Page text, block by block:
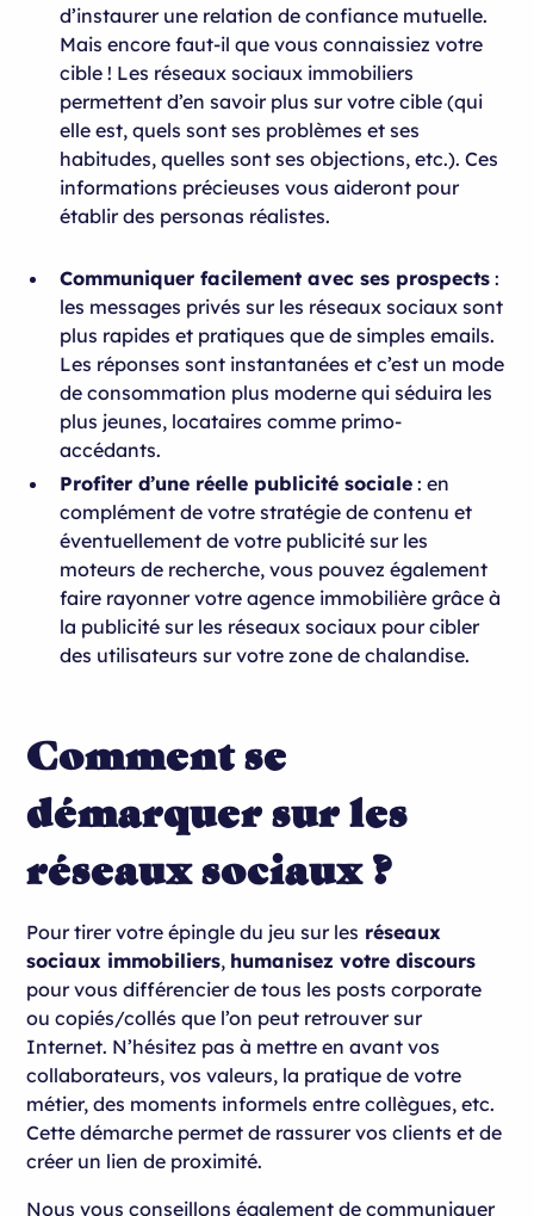
d’instaurer une relation de confiance mutuelle.
Mais encore faut-il que vous connaissiez votre
cible ! Les réseaux sociaux immobiliers
permettent d’en savoir plus sur votre cible (qui
elle est, quels sont ses problèmes et ses
habitudes, quelles sont ses objections, etc.). Ces
informations précieuses vous aideront pour
établir des personas réalistes.
Communiquer facilement avec ses prospects :
les messages privés sur les réseaux sociaux sont
plus rapides et pratiques que de simples emails.
Les réponses sont instantanées et c’est un mode
de consommation plus moderne qui séduira les
plus jeunes, locataires comme primo-
accédants.
Profiter d’une réelle publicité sociale : en
complément de votre stratégie de contenu et
éventuellement de votre publicité sur les
moteurs de recherche, vous pouvez également
faire rayonner votre agence immobilière grâce à
la publicité sur les réseaux sociaux pour cibler
des utilisateurs sur votre zone de chalandise.
Comment se
démarquer sur les
réseaux sociaux ?
Pour tirer votre épingle du jeu sur les réseaux
sociaux immobiliers, humanisez votre discours
pour vous différencier de tous les posts corporate
ou copiés/collés que l’on peut retrouver sur
Internet. N’hésitez pas à mettre en avant vos
collaborateurs, vos valeurs, la pratique de votre
métier, des moments informels entre collègues, etc.
Cette démarche permet de rassurer vos clients et de
créer un lien de proximité.
Nous vous conseillons également de communiquer